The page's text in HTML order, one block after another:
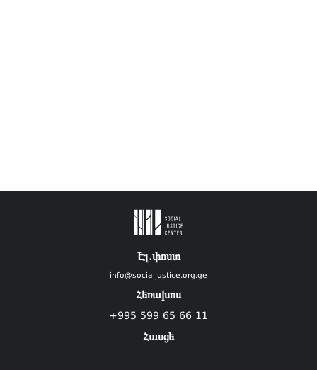
Էլ.փոստ
info@socialjustice.org.ge
Հեռախոս
+995 599 65 66 11
Հասցե